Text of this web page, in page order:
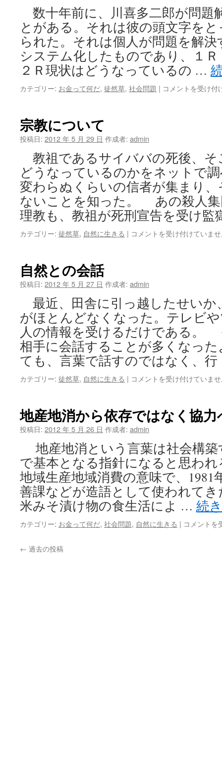
金
付
き
電
子
マ
ネ
の
数十年前に、川喜多二郎が問題
とがある。それは彼の頭文字を
られた。それは個人が問題を解
システム化したものであり、１
２Ｒ現状はどうなっているの …
カテゴリー: お金って何だ, 徒然草, 社会問題 | よ
か
ら
問
題
解
決
を
よ
コメントを受け付
宗教について
投稿日: 2012 年 5 月 29 日 作成者: admin
教祖であるサイババの死後、
どうなっているのかをネットで
変わらぬくらいの信者が集まり
ないことを知った。 あの殺人集
理教も、教祖が死刑宣告を受け
カテゴリー: 徒然草, 自然に生きる | 宗
て
コメントを受け付けていま
自然との会話
投稿日: 2012 年 5 月 27 日 作成者: admin
最近、田舎に引っ越したせいか
がほとんどなくなった。テレビ
人の情報を受けるだけである。
相手に会話することが多くなっ
ても、言葉で話すのではなく、
カテゴリー: 徒然草, 自然に生きる | 自
会
話
コメントを受け付けていま
地産地消から依存ではなく協力
投稿日: 2012 年 5 月 26 日 作成者: admin
地産地消という言葉は社会構
で基本となる指針になると思わ
地域生産地域消費の意味で、1981
善課などが造語として使われて
米みそ漬け物の食生活によ … 続
カテゴリー: お金って何だ, 社会問題, 自然に生きる | 地
コメントを
← 過去の投稿